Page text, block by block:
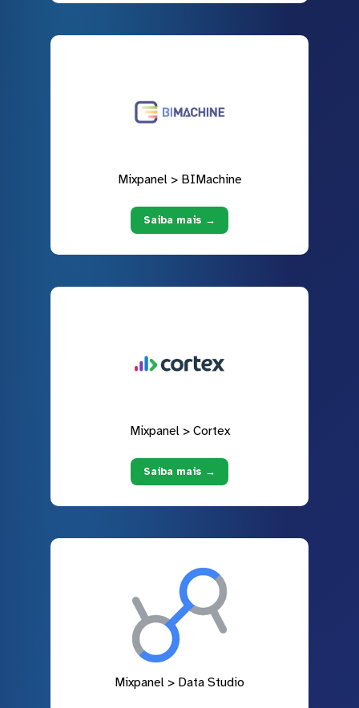
Mixpanel > BIMachine
Saiba mais →
Mixpanel > Cortex
Saiba mais →
Mixpanel > Data Studio